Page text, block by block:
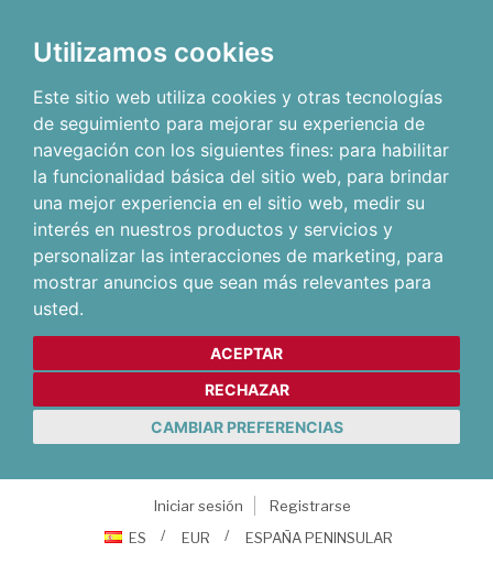
Utilizamos cookies
Este sitio web utiliza cookies y otras tecnologías
de seguimiento para mejorar su experiencia de
navegación con los siguientes fines: para habilitar
la funcionalidad básica del sitio web, para brindar
una mejor experiencia en el sitio web, medir su
interés en nuestros productos y servicios y
personalizar las interacciones de marketing, para
mostrar anuncios que sean más relevantes para
usted.
ACEPTAR
RECHAZAR
CAMBIAR PREFERENCIAS
Iniciar sesión
Registrarse
ES
EUR ESPAÑA PENINSULAR